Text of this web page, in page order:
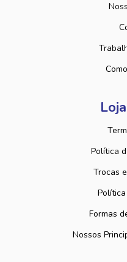
Política
Trocas
Formas
Nossos